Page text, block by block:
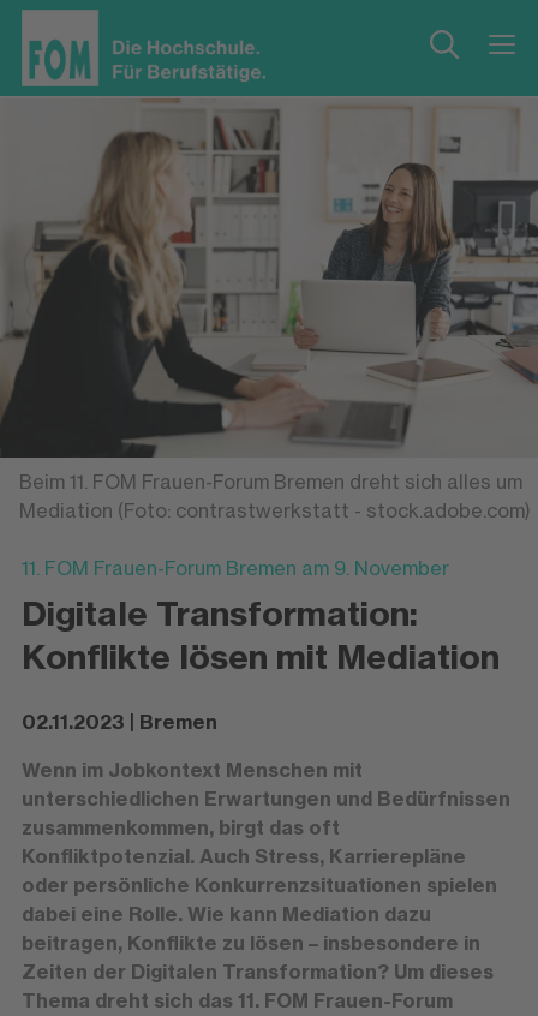
Beim 11. FOM Frauen-Forum Bremen dreht sich alles um
Mediation (Foto: contrastwerkstatt - stock.adobe.com)
11. FOM Frauen-Forum Bremen am 9. November
Digitale Transformation:
Konflikte lösen mit Mediation
02.11.2023 | Bremen
Wenn im Jobkontext Menschen mit
unterschiedlichen Erwartungen und Bedürfnissen
zusammenkommen, birgt das oft
Konfliktpotenzial. Auch Stress, Karrierepläne
oder persönliche Konkurrenzsituationen spielen
dabei eine Rolle. Wie kann Mediation dazu
beitragen, Konflikte zu lösen – insbesondere in
Zeiten der Digitalen Transformation? Um dieses
Thema dreht sich das 11. FOM Frauen-Forum